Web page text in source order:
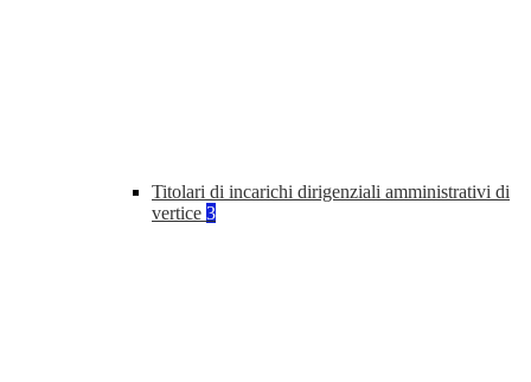
Titolari di incarichi dirigenziali amministrativi di
vertice 3